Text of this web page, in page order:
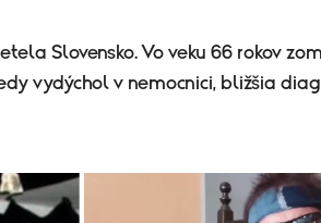
Slovensko. Vo veku 66 rokov
vydýchol v nemocnici, bližšia